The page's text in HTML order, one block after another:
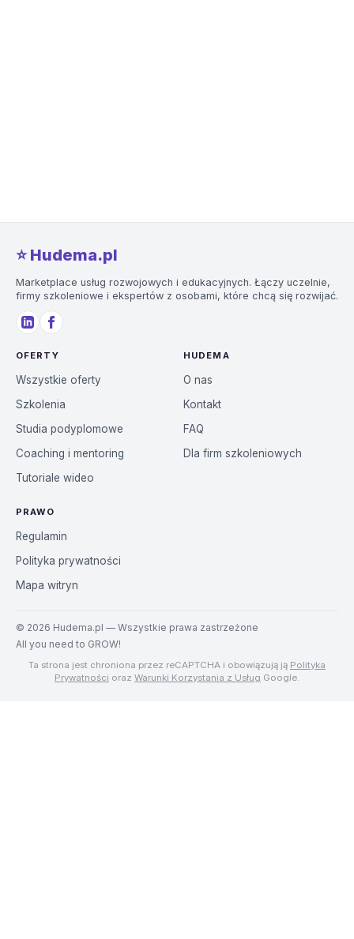
⭐️ Hudema.pl
Marketplace usług rozwojowych i edukacyjnych. Łączy uczelnie,
firmy szkoleniowe i ekspertów z osobami, które chcą się rozwijać.
OFERTY
Wszystkie oferty
Szkolenia
Studia podyplomowe
Coaching i mentoring
Tutoriale wideo
HUDEMA
O nas
Kontakt
FAQ
Dla firm szkoleniowych
PRAWO
Regulamin
Polityka prywatności
Mapa witryn
© 2026 Hudema.pl — Wszystkie prawa zastrzeżone
All you need to GROW!
Ta strona jest chroniona przez reCAPTCHA i obowiązują ją Polityka
Prywatności oraz Warunki Korzystania z Usług Google.